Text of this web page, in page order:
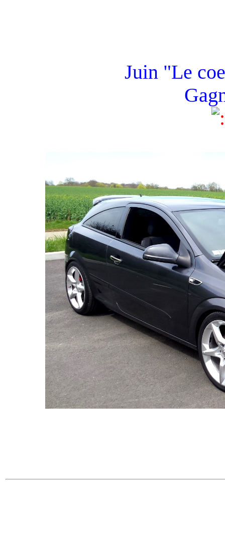
Juin "Le